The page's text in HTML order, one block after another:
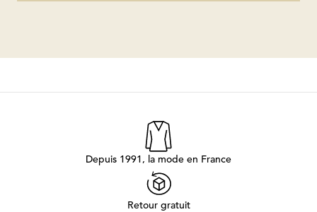
Depuis 1991, la mode en France
Retour gratuit